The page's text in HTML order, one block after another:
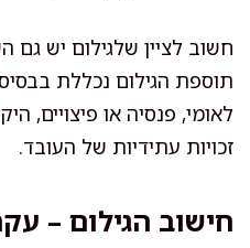
חשוב לציין שלגילום יש גם
תוספת הגילום נכללת
לאומי, פנסיה או פיצויים,
זכויות עתידיות של העובד.
חישוב הגילום –